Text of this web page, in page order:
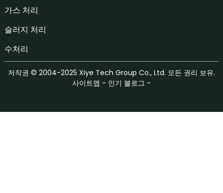
가스 처리
슬러지 처리
수처리
저작권 © 2004-2025 Xiye Tech Group Co., Ltd. 모든 권리 보유.
사이트맵 - 인기 블로그 -